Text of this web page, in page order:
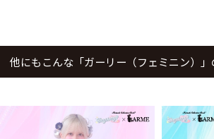
他にもこんな「ガーリー（フェミニン）」